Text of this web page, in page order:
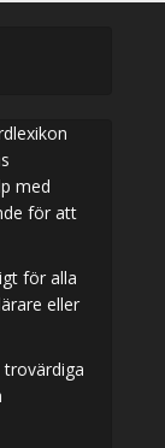
med
för att
för alla
eller
trovärdiga